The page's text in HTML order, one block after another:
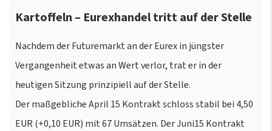
Kartoffeln – Eurexhandel tritt auf der Stelle
Nachdem der Futuremarkt an der Eurex in jüngster
Vergangenheit etwas an Wert verlor, trat er in der
heutigen Sitzung prinzipiell auf der Stelle.
Der maßgebliche April 15 Kontrakt schloss stabil bei 4,50
EUR (+0,10 EUR) mit 67 Umsätzen. Der Juni15 Kontrakt